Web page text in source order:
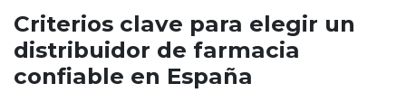
Criterios clave para elegir un
distribuidor de farmacia
confiable en España